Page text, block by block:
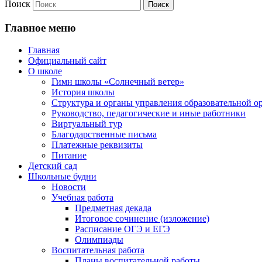
Поиск
Главное меню
Главная
Официальный сайт
О школе
Гимн школы «Солнечный ветер»
История школы
Структура и органы управления образовательной
Руководство, педагогические и иные работники
Виртуальный тур
Благодарственные письма
Платежные реквизиты
Питание
Детский сад
Школьные будни
Новости
Учебная работа
Предметная декада
Итоговое сочинение (изложение)
Расписание ОГЭ и ЕГЭ
Олимпиады
Воспитательная работа